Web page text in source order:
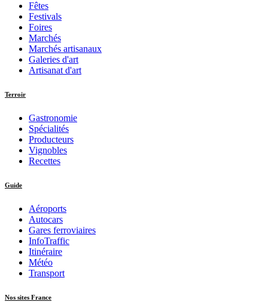
Fêtes
Festivals
Foires
Marchés
Marchés artisanaux
Galeries d'art
Artisanat d'art
Terroir
Gastronomie
Spécialités
Producteurs
Vignobles
Recettes
Guide
Aéroports
Autocars
Gares ferroviaires
InfoTraffic
Itinéraire
Météo
Transport
Nos sites France